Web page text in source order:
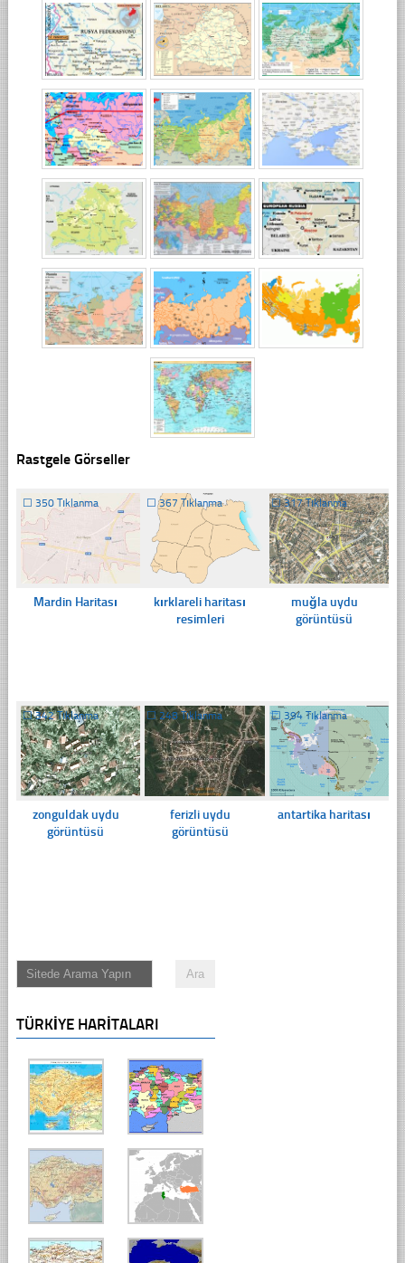
Rastgele Görseller
☐ 350 Tıklanma
Mardin Haritası
☐367 Tıklanma
kırklareli haritası
resimleri
☐317 Tıklanma
muğla uydu
görüntüsü
☐342 Tıklanma
zonguldak uydu
görüntüsü
☐ 248 Tıklanma
ferizli uydu
görüntüsü
☐ 394 Tıklanma
antartika haritası
TÜRKIYE HARITALARI